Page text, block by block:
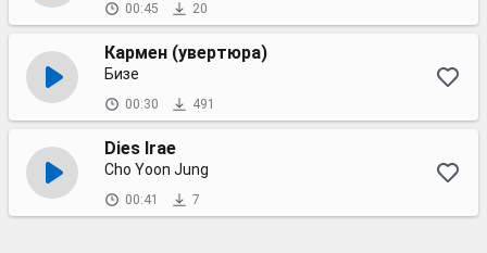
00:45 20
Кармен (увертюра)
Бизе
00:30 491
Dies Irae
Cho Yoon Jung
00:41 7